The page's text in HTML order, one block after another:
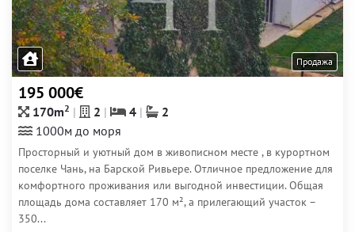
Продажа
195 000€
170m2 2 4
2
1000м до моря
Просторный и уютный дом в живописном месте , в курортном
поселке Чань, на Барской Ривьере. Отличное предложение для
комфортного проживания или выгодной инвестиции. Общая
площадь дома составляет 170 м², а прилегающий участок –
350...